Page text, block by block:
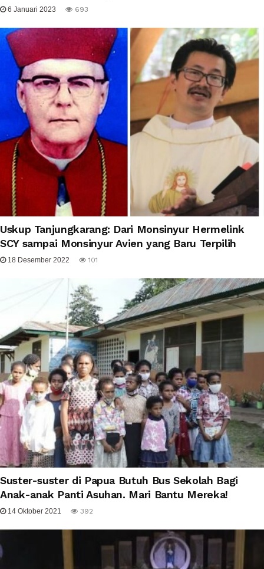
6 Januari 2023 693
Uskup Tanjungkarang: Dari Monsinyur Hermelink
SCY sampai Monsinyur Avien yang Baru Terpilih
18 Desember 2022 101
Suster-suster di Papua Butuh Bus Sekolah Bagi
Anak-anak Panti Asuhan. Mari Bantu Mereka!
14 Oktober 2021 392